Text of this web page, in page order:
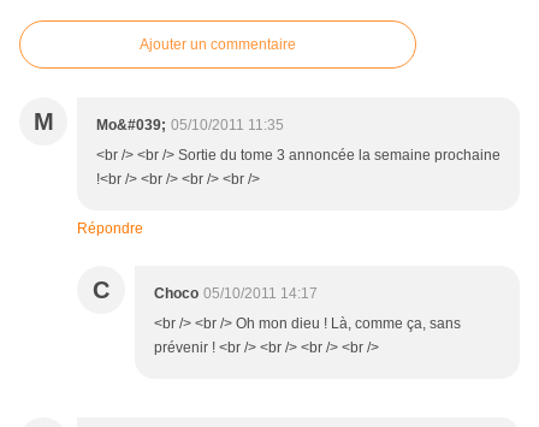
Ajouter un commentaire
M Mo&#039; 05/10/2011 11:35
<br /> <br /> Sortie du tome 3 annoncée la semaine prochaine
!<br /> <br /> <br /> <br />
Répondre
C Choco 05/10/2011 14:17
<br /> <br /> Oh mon dieu ! Là, comme ça, sans
prévenir ! <br /> <br /> <br /> <br />